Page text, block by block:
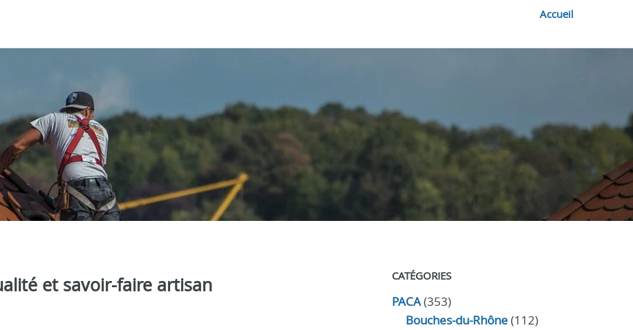
Accueil
et savoir-faire artisan CATÉGORIES
PACA(353)
Bouches-du-Rhône(112)